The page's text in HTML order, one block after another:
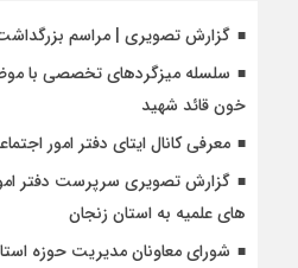
گزارش تصویری | مراسم
سلسله میزگردهای تخصصی با
خون قائد شهید
معرفی کانال ایتای دفتر امور
گزارش تصویری سرپرست دفتر
های علمیه به استان زنجان
شورای معاونان مدیریت حوزه